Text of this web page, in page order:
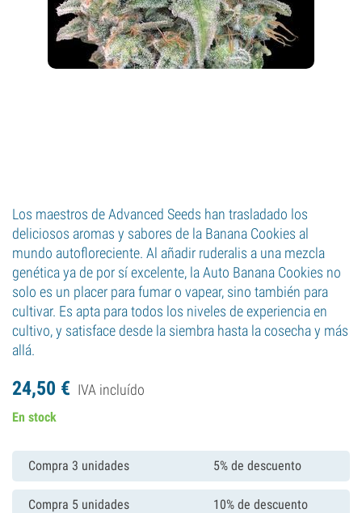
Los maestros de Advanced Seeds han trasladado los
deliciosos aromas y sabores de la Banana Cookies al
mundo autofloreciente. Al añadir ruderalis a una mezcla
genética ya de por sí excelente, la Auto Banana Cookies no
solo es un placer para fumar o vapear, sino también para
cultivar. Es apta para todos los niveles de experiencia en
cultivo, y satisface desde la siembra hasta la cosecha y más
allá.
24,50 € IVA incluído
En stock
Compra 3 unidades 5% de descuento
Compra 5 unidades 10% de descuento